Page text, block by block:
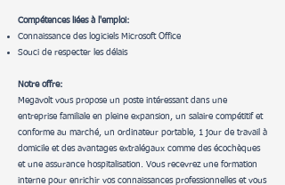
Compétences liées à l'emploi:
Connaissance des logiciels Microsoft Office
Souci de respecter les délais
Notre offre:
Megavolt vous propose un poste intéressant dans une
entreprise familiale en pleine expansion, un salaire compétitif et
conforme au marché, un ordinateur portable, 1 jour de travail à
domicile et des avantages extralégaux comme des écochèques
et une assurance hospitalisation. Vous recevrez une formation
interne pour enrichir vos connaissances professionnelles et vous